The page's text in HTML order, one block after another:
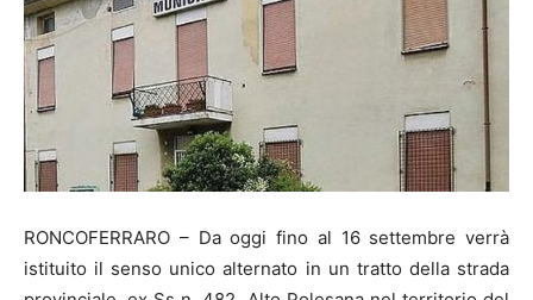
RONCOFERRARO – Da oggi fino al 16 settembre verrà
istituito il senso unico alternato in un tratto della strada